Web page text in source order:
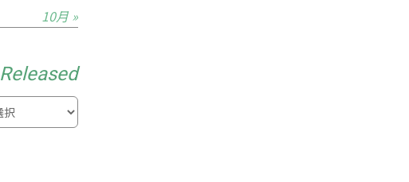
10月 »
Released